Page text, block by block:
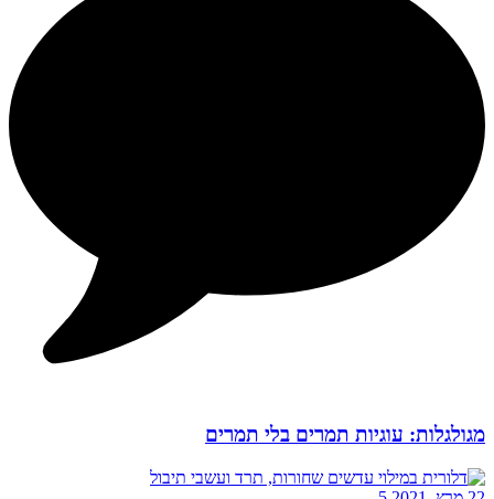
מגולגלות: עוגיות תמרים בלי תמרים